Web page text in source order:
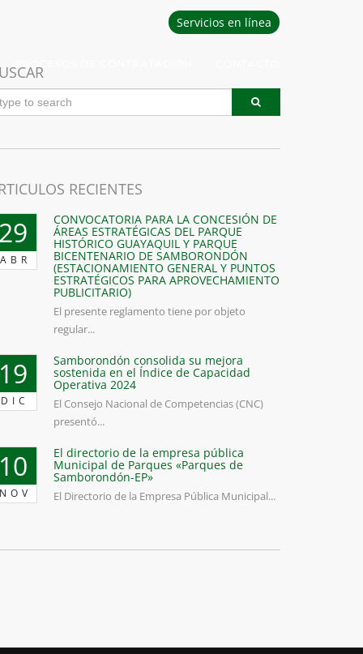
Servicios en línea
RECIENTES
29
ABR
CONVOCATORIA PARA LA CONCESIÓN DE
ÁREAS ESTRATÉGICAS DEL PARQUE
HISTÓRICO GUAYAQUIL Y PARQUE
BICENTENARIO DE SAMBORONDÓN
(ESTACIONAMIENTO GENERAL Y PUNTOS
ESTRATÉGICOS PARA APROVECHAMIENTO
PUBLICITARIO)
El presente reglamento tiene por objeto
regular...
19
DIC
Samborondón consolida su mejora
sostenida en el Índice de Capacidad
Operativa 2024
El Consejo Nacional de Competencias (CNC)
presentó...
10
NOV
El directorio de la empresa pública
Municipal de Parques «Parques de
Samborondón-EP»
El Directorio de la Empresa Pública Municipal...